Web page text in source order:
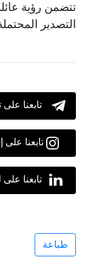
تتضمن رؤية
التصدير
تابعنا على
تابعنا على
تابعنا على
طباعة